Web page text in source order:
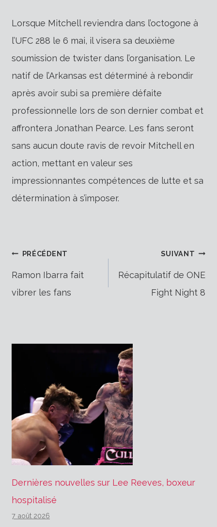
Lorsque Mitchell reviendra dans l’octogone à
l’UFC 288 le 6 mai, il visera sa deuxième
soumission de twister dans l’organisation. Le
natif de l’Arkansas est déterminé à rebondir
après avoir subi sa première défaite
professionnelle lors de son dernier combat et
affrontera Jonathan Pearce. Les fans seront
sans aucun doute ravis de revoir Mitchell en
action, mettant en valeur ses
impressionnantes compétences de lutte et sa
détermination à s’imposer.
Navigation
l’article
PRÉCÉDENT
Ramon Ibarra fait
vibrer les fans
SUIVANT
Récapitulatif de ONE
Fight Night 8
Dernières nouvelles sur Lee Reeves, boxeur
hospitalisé
7 août 2026